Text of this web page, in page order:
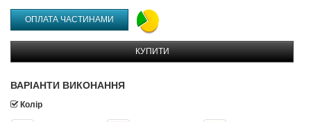
ОПЛАТА ЧАСТИНАМИ
КУПИТИ
ВАРІАНТИ ВИКОНАННЯ
Колір